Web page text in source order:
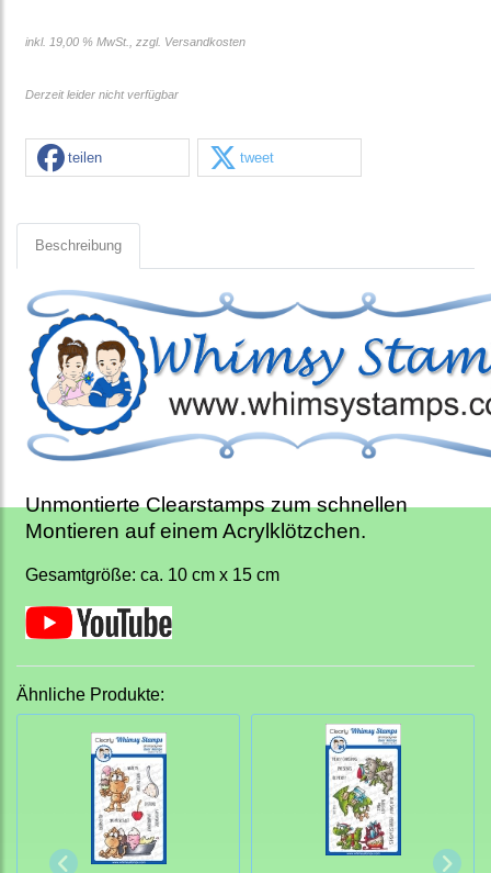
inkl. 19,00 % MwSt., zzgl. Versandkosten
Derzeit leider nicht verfügbar
teilen tweet
Beschreibung
Unmontierte Clearstamps zum schnellen
Montieren auf einem Acrylklötzchen.
Gesamtgröße: ca. 10 cm x 15 cm
Ähnliche Produkte: